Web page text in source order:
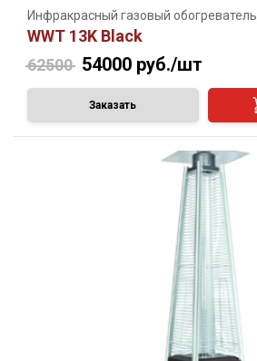
Инфракрасный газовый обогреватель
WWT 13K Black
62500 54000 руб./шт
Заказать